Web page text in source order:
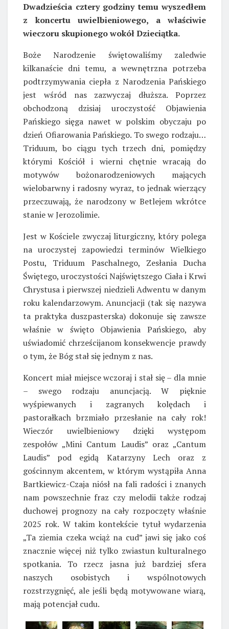
Dwadzieścia cztery godziny temu wyszedłem
z koncertu uwielbieniowego, a właściwie
wieczoru skupionego wokół Dzieciątka.
Boże Narodzenie świętowaliśmy zaledwie
kilkanaście dni temu, a wewnętrzna potrzeba
podtrzymywania ciepła z Narodzenia Pańskiego
jest wśród nas zazwyczaj dłuższa. Poprzez
obchodzoną dzisiaj uroczystość Objawienia
Pańskiego sięga nawet w polskim obyczaju po
dzień Ofiarowania Pańskiego. To swego rodzaju…
Triduum, bo ciągu tych trzech dni, pomiędzy
którymi Kościół i wierni chętnie wracają do
motywów bożonarodzeniowych mających
wielobarwny i radosny wyraz, to jednak wierzący
przeczuwają, że narodzony w Betlejem wkrótce
stanie w Jerozolimie.
Jest w Kościele zwyczaj liturgiczny, który polega
na uroczystej zapowiedzi terminów Wielkiego
Postu, Triduum Paschalnego, Zesłania Ducha
Świętego, uroczystości Najświętszego Ciała i Krwi
Chrystusa i pierwszej niedzieli Adwentu w danym
roku kalendarzowym. Anuncjacji (tak się nazywa
ta praktyka duszpasterska) dokonuje się zawsze
właśnie w święto Objawienia Pańskiego, aby
uświadomić chrześcijanom konsekwencje prawdy
o tym, że Bóg stał się jednym z nas.
Koncert miał miejsce wczoraj i stał się – dla mnie
– swego rodzaju anuncjacją. W pięknie
wyśpiewanych i zagranych kolędach i
pastorałkach brzmiało przesłanie na cały rok!
Wieczór uwielbieniowy dzięki występom
zespołów „Mini Cantum Laudis” oraz „Cantum
Laudis” pod egidą Katarzyny Lech oraz z
gościnnym akcentem, w którym wystąpiła Anna
Bartkiewicz-Czaja niósł na fali radości i znanych
nam powszechnie fraz czy melodii także rodzaj
duchowej prognozy na cały rozpoczęty właśnie
2025 rok. W takim kontekście tytuł wydarzenia
„Ta ziemia czeka wciąż na cud” jawi się jako coś
znacznie więcej niż tylko zwiastun kulturalnego
spotkania. To rzecz jasna już bardziej sfera
naszych osobistych i wspólnotowych
rozstrzygnięć, ale jeśli będą motywowane wiarą,
mają potencjał cudu.